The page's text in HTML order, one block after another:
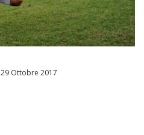
29 Ottobre 2017